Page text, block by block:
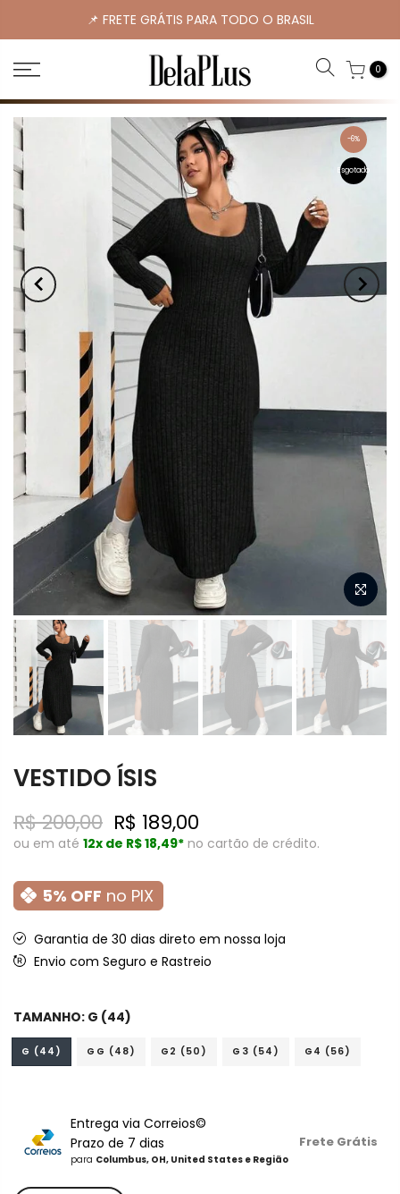
📌 FRETE GRÁTIS PARA TODO O BRASIL
0
-6%
Esgotado
VESTIDO ÍSIS
R$ 200,00 R$ 189,00
ou em até 12x de R$ 18,49* no cartão de crédito.
5% OFF no PIX
Garantia de 30 dias direto em nossa loja
Envio com Seguro e Rastreio
TAMANHO: G (44)
G (44) GG (48) G2 (50) G3 (54) G4 (56)
Entrega via Correios©
Prazo de 7 dias
para Columbus, OH, United States e Região
Frete Grátis